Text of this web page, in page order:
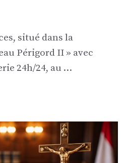
situé dans la
Périgord II » avec
24h/24, au …